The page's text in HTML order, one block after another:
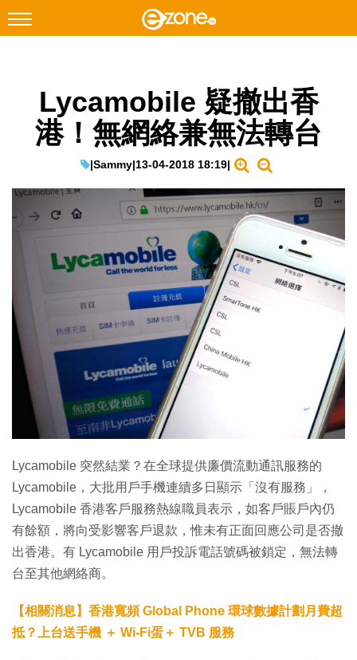
Facebook Instagram
科技焦點
遊戲動漫
教學評測
EduTech
生成式AI與雲端應用
Enterprise Digital Transformation
特集
Lycamobile 疑撤出香
港！無網絡兼無法轉台
|Sammy|13-04-2018 18:19|
Lycamobile 突然結業？在全球提供廉價流動通訊服務的
Lycamobile，大批用戶手機連續多日顯示「沒有服務」，
Lycamobile 香港客戶服務熱線職員表示，如客戶賬戶內仍
有餘額，將向受影響客戶退款，惟未有正面回應公司是否撤
出香港。有 Lycamobile 用戶投訴電話號碼被鎖定，無法轉
台至其他網絡商。
【相關消息】香港寬頻 Global Phone 環球數據計劃月費超
抵？上台送手機 ＋ Wi-Fi蛋＋ TVB 服務